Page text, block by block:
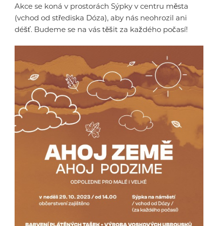
Akce se koná v prostorách Sýpky v centru města
(vchod od střediska Dóza), aby nás neohrozil ani
déšť. Budeme se na vás těšit za každého počasí!